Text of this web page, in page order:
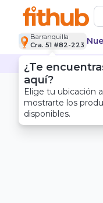
Barranquilla
Cra. 51 #82-223
¿Te
aquí?
Elige tu ubicación
mostrarte los
disponibles.